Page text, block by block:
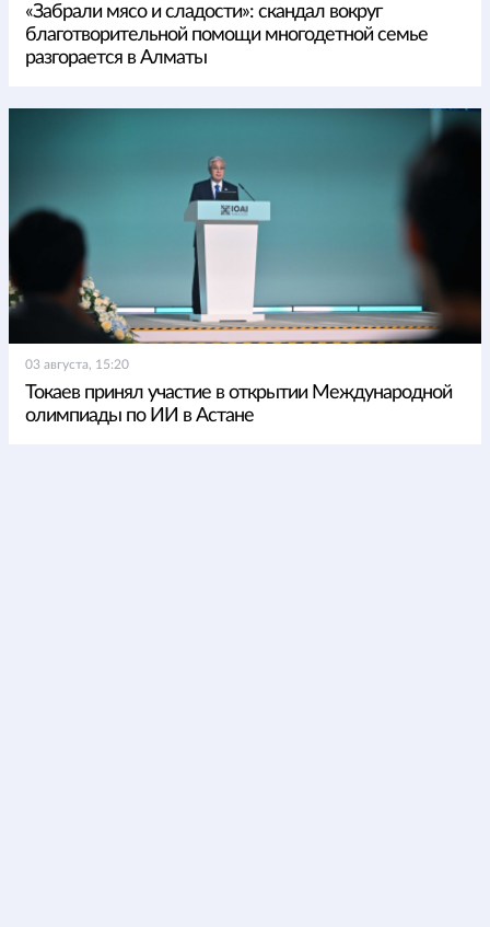
«Забрали мясо и сладости»: скандал вокруг
благотворительной помощи многодетной семье
разгорается в Алматы
03 августа, 15:20
Токаев принял участие в открытии Международной
олимпиады по ИИ в Астане